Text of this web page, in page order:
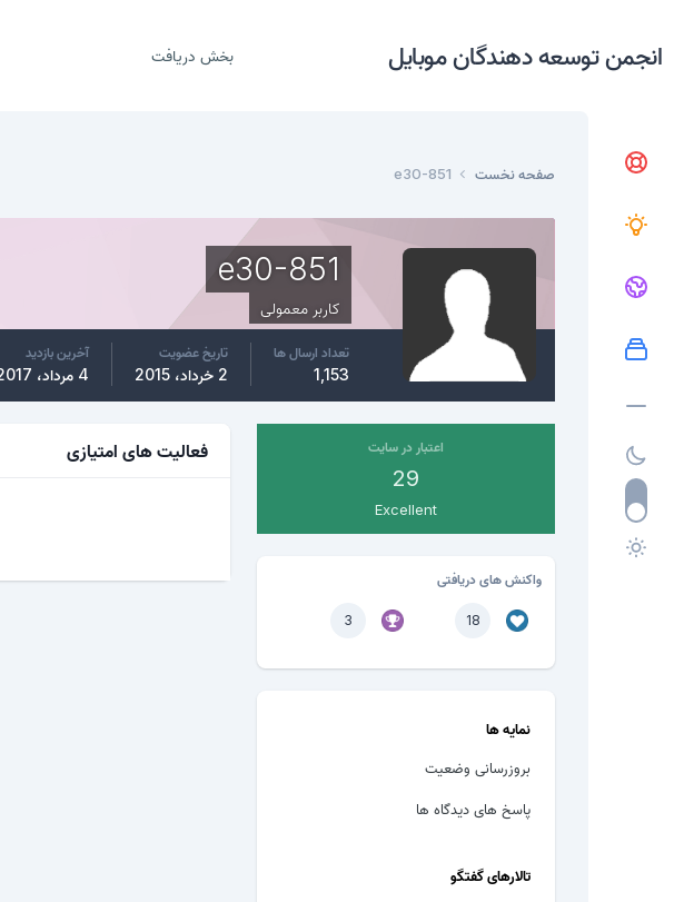
انجمن توسعه دهندگان موبایل بخش دریافت
صفحه نخست e30-851
e30-851
کاربر معمولی
تعداد ارسال ها
1,153
تاریخ عضویت
2 خرداد، 2015
آخرین بازدید
4 مرداد، 2017
اعتبار در سایت
29
Excellent
واکنش های دریافتی
18
3
نمایه ها
بروزرسانی وضعیت
پاسخ های دیدگاه ها
تالارهای گفتگو
فعالیت های امتیازی